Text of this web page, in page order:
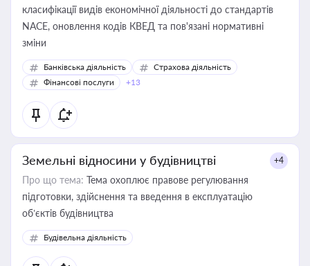
класифікації видів економічної діяльності до стандартів
NACE, оновлення кодів КВЕД та пов'язані нормативні
зміни
Банківська діяльність
Страхова діяльність
Фінансові послуги
+13
Земельні відносини у будівництві +4
Про що тема: Тема охоплює правове регулювання
підготовки, здійснення та введення в експлуатацію
об’єктів будівництва
Будівельна діяльність